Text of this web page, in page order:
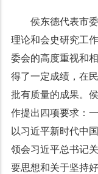
侯东德代表市
理论和会史研究工
委会的高度重视和
得了一定成绩，在
批有质量的成果。
作提出四项要求：
以习近平新时代中
领会习近平总书记
要思想和关于坚持